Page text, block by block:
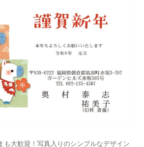
も大歓迎！写真入りのシンプルなデザイン